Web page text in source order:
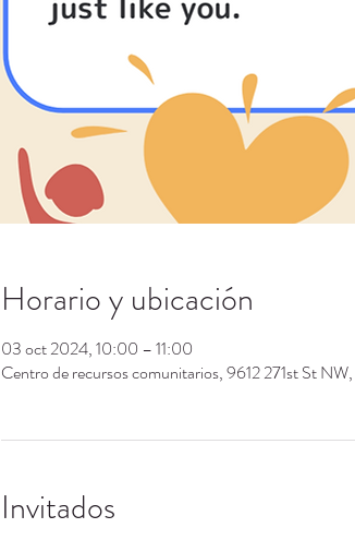
Horario y ubicación
03 oct 2024, 10:00 – 11:00
Centro de recursos comunitarios, 9612 271st St
Invitados